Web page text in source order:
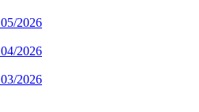
2026
2026
2026